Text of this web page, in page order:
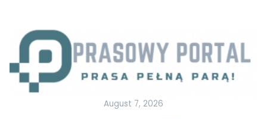
content
August 7, 2026